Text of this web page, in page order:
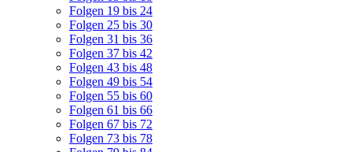
Folgen 19 bis 24
Folgen 25 bis 30
Folgen 31 bis 36
Folgen 37 bis 42
Folgen 43 bis 48
Folgen 49 bis 54
Folgen 55 bis 60
Folgen 61 bis 66
Folgen 67 bis 72
Folgen 73 bis 78